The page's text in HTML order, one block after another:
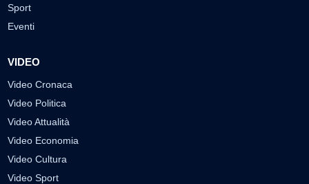
Sport
Eventi
VIDEO
Video Cronaca
Video Politica
Video Attualità
Video Economia
Video Cultura
Video Sport